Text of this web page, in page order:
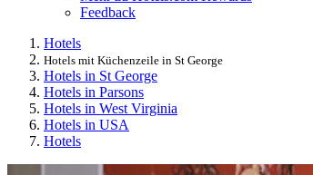
Feedback
Hotels
Hotels mit Küchenzeile in St George
Hotels in St George
Hotels in Parsons
Hotels in West Virginia
Hotels in USA
Hotels